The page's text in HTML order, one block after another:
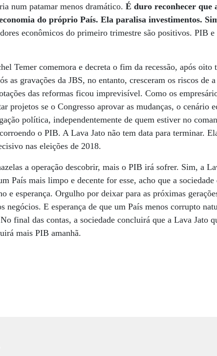
num patamar menos dramático.É duro reconhecer que
do próprio País. Ela paralisa investimentos.
econômicos do primeiro trimestre são positivos. PIB
Temer comemora e decreta o fim da recessão, após oito
as gravações da JBS, no entanto, cresceram os riscos de
das reformas ficou imprevisível. Como os
projetos se o Congresso aprovar as mudanças, o cenário
política, independentemente de quem estiver no
o PIB. A Lava Jato não tem data para terminar.
nas eleições de 2018.
a operação descobrir, mais o PIB irá sofrer. Sim, a
País mais limpo e decente for esse, acho que a
e esperança. Orgulho por deixar para as próximas
negócios. E esperança de que um País menos corrupto
final das contas, a sociedade concluirá que a Lava Jato
mais PIB amanhã.